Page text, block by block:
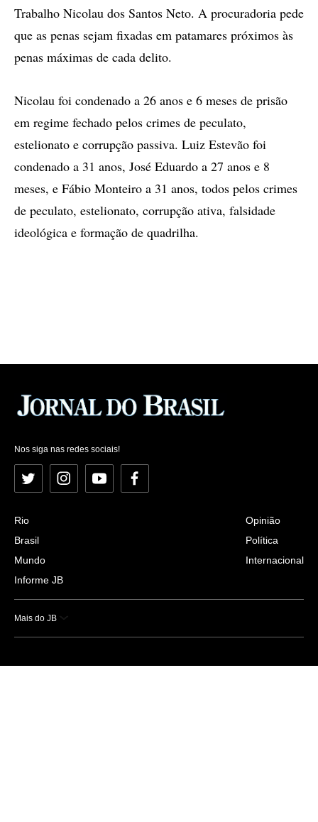
Trabalho Nicolau dos Santos Neto. A procuradoria pede
que as penas sejam fixadas em patamares próximos às
penas máximas de cada delito.
Nicolau foi condenado a 26 anos e 6 meses de prisão
em regime fechado pelos crimes de peculato,
estelionato e corrupção passiva. Luiz Estevão foi
condenado a 31 anos, José Eduardo a 27 anos e 8
meses, e Fábio Monteiro a 31 anos, todos pelos crimes
de peculato, estelionato, corrupção ativa, falsidade
ideológica e formação de quadrilha.
Nos siga nas redes sociais!
Twitter InstagramYouTubeFacebook
Rio
Brasil
Mundo
Informe JB
Opinião
Política
Internacional
Mais do JB
Esportes